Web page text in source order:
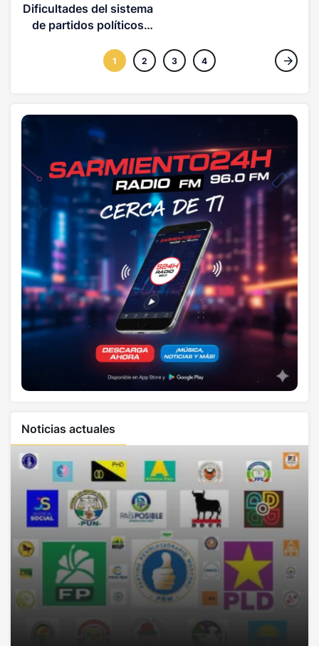
Dificultades del sistema
de partidos políticos
1 2 3 4
Noticias actuales